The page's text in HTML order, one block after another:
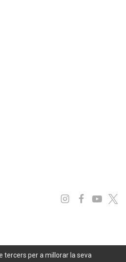
Instagram
tercers per a millorar la seva